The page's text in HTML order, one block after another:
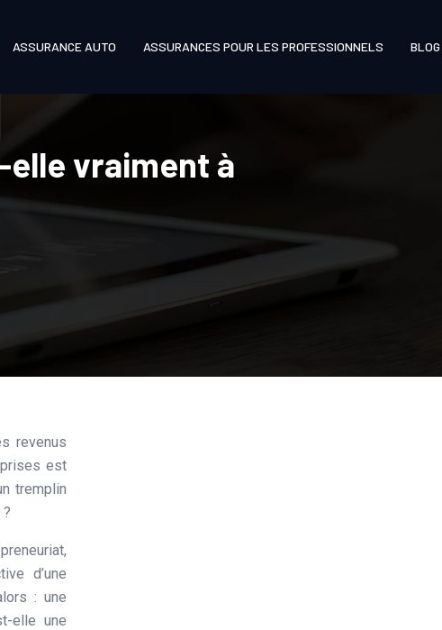
ASSURANCE AUTO ASSURANCES POUR LES PROFESSIONNELS BLOG
vraiment à
est
tremplin
d’une
: une
elle une